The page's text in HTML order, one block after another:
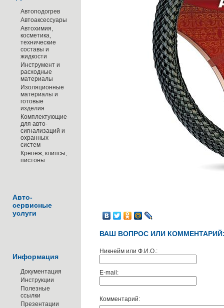
Автоподогрев
Автоаксессуары
Автохимия,
косметика,
технические
составы и
жидкости
Инструмент и
расходные
материалы
Изоляционные
материалы и
готовые
изделия
Комплектующие
для авто-
сигнализаций и
охранных
систем
Крепеж, клипсы,
пистоны
Авто-
сервисные
услуги
Информация
Документация
Инструкции
Полезные
ссылки
Презентации
ВАШ ВОПРОС ИЛИ
Никнейм или Ф.И.О.:
E-mail:
Комментарий: